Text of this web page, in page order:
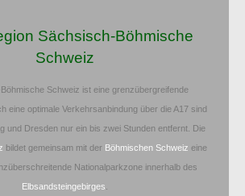
Sächsisch-Böhmische
Schweiz
Schweiz ist eine grenzübergreifende
eine optimale Verkehrsanbindung über die A17 sind
und Dresden nur ein bis zwei Stunden entfernt. Die
bildet gemeinsam mit der Böhmischen Schweiz eine
Nationalparkzone innerhalb des
Elbsandsteingebirges